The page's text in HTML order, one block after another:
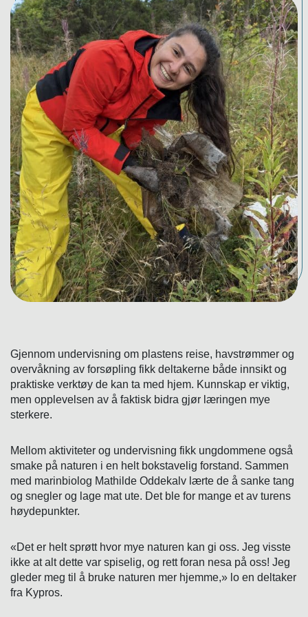
Gjennom undervisning om plastens reise, havstrømmer og
overvåkning av forsøpling fikk deltakerne både innsikt og
praktiske verktøy de kan ta med hjem. Kunnskap er viktig,
men opplevelsen av å faktisk bidra gjør læringen mye
sterkere.
Mellom aktiviteter og undervisning fikk ungdommene også
smake på naturen i en helt bokstavelig forstand. Sammen
med marinbiolog Mathilde Oddekalv lærte de å sanke tang
og snegler og lage mat ute. Det ble for mange et av turens
høydepunkter.
«Det er helt sprøtt hvor mye naturen kan gi oss. Jeg visste
ikke at alt dette var spiselig, og rett foran nesa på oss! Jeg
gleder meg til å bruke naturen mer hjemme,» lo en deltaker
fra Kypros.